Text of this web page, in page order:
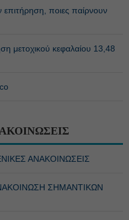
ποιες παίρνουν
μετοχικού κεφαλαίου 13,48
ΑΝΑΚΟΙΝΩΣΕΙΣ
ΣΗΜΑΝΤΙΚΩΝ